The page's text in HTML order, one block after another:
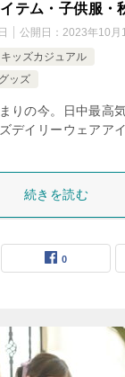
テム・子供服・
公開日： 2023年10月
キッズカジュアル
ッズ
りの今。日中最高
デイリーウェアア
続きを読む
0